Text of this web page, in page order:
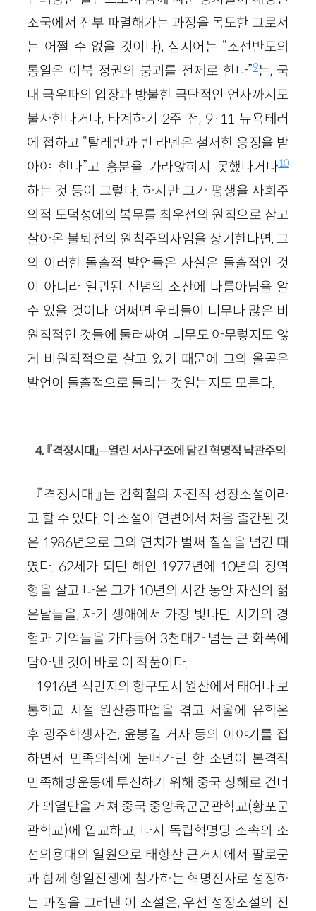
조국에서 전부 파멸해가는 과정을 목도한 그로서
는 어쩔 수 없을 것이다), 심지어는 “조선반도의
통일은 이북 정권의 붕괴를 전제로 한다”9는, 국
내 극우파의 입장과 방불한 극단적인 언사까지도
불사한다거나, 타계하기 2주 전, 9·11 뉴욕테러
에 접하고 “탈레반과 빈 라덴은 철저한 응징을 받
아야 한다”고 흥분을 가라앉히지 못했다거나10
하는 것 등이 그렇다. 하지만 그가 평생을 사회주
의적 도덕성에의 복무를 최우선의 원칙으로 삼고
살아온 불퇴전의 원칙주의자임을 상기한다면, 그
의 이러한 돌출적 발언들은 사실은 돌출적인 것
이 아니라 일관된 신념의 소산에 다름아님을 알
수 있을 것이다. 어쩌면 우리들이 너무나 많은 비
원칙적인 것들에 둘러싸여 너무도 아무렇지도 않
게 비원칙적으로 살고 있기 때문에 그의 올곧은
발언이 돌출적으로 들리는 것일는지도 모른다.
4. 『격정시대』─열린 서사구조에 담긴 혁명적 낙관주의
『격정시대』는 김학철의 자전적 성장소설이라
고 할 수 있다. 이 소설이 연변에서 처음 출간된 것
은 1986년으로 그의 연치가 벌써 칠십을 넘긴 때
였다. 62세가 되던 해인 1977년에 10년의 징역
형을 살고 나온 그가 10년의 시간 동안 자신의 젊
은날들을, 자기 생애에서 가장 빛나던 시기의 경
험과 기억들을 가다듬어 3천매가 넘는 큰 화폭에
담아낸 것이 바로 이 작품이다.
1916년 식민지의 항구도시 원산에서 태어나 보
통학교 시절 원산총파업을 겪고 서울에 유학온
후 광주학생사건, 윤봉길 거사 등의 이야기를 접
하면서 민족의식에 눈떠가던 한 소년이 본격적
민족해방운동에 투신하기 위해 중국 상해로 건너
가 의열단을 거쳐 중국 중앙육군군관학교(황포군
관학교)에 입교하고, 다시 독립혁명당 소속의 조
선의용대의 일원으로 태항산 근거지에서 팔로군
과 함께 항일전쟁에 참가하는 혁명전사로 성장하
는 과정을 그려낸 이 소설은, 우선 성장소설의 전